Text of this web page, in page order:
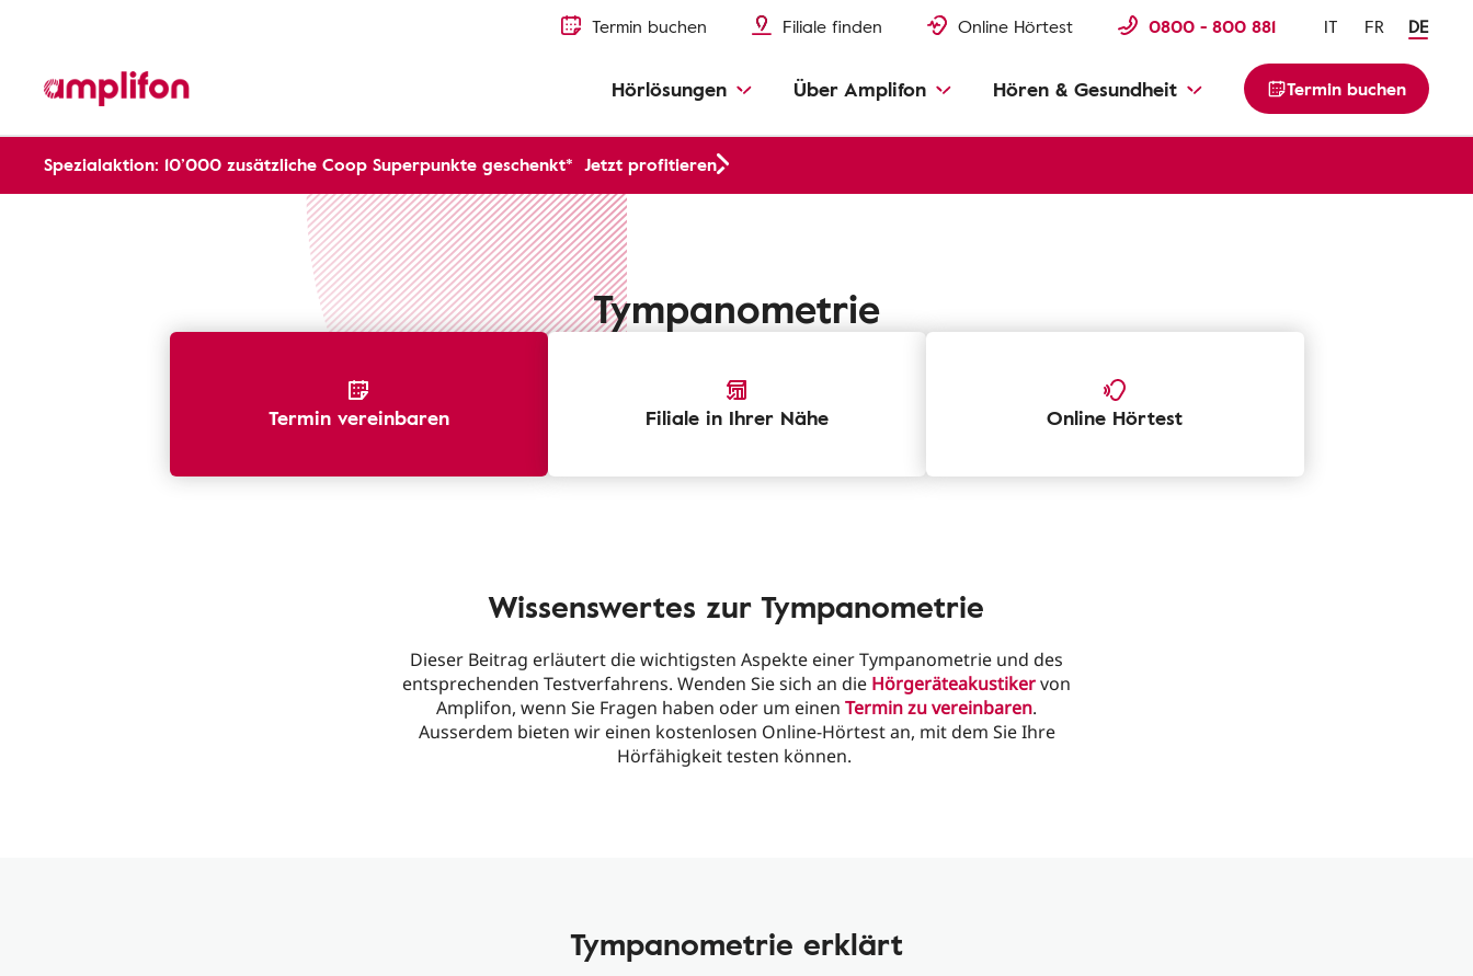
Termin buchen Filiale finden Online Hörtest 0800 - 800 881 IT FR DE
Hörlösungen Über Amplifon Hören & Gesundheit Termin buchen
Spezialaktion: 10’000 zusätzliche Coop Superpunkte geschenkt* Jetzt profitieren
Tympanometrie
Termin vereinbaren Filiale in Ihrer Nähe Online Hörtest
Wissenswertes zur Tympanometrie
Dieser Beitrag erläutert die wichtigsten Aspekte einer Tympanometrie und des
entsprechenden Testverfahrens. Wenden Sie sich an die Hörgeräteakustikervon
Amplifon, wenn Sie Fragen haben oder um einen Termin zu vereinbaren.
Ausserdem bieten wir einen kostenlosen Online-Hörtest an, mit dem Sie Ihre
Hörfähigkeit testen können.
Tympanometrie erklärt